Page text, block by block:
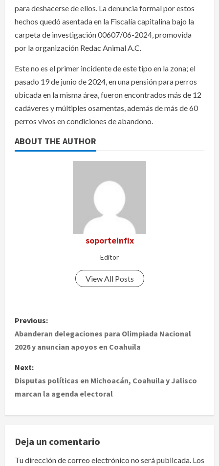
para deshacerse de ellos. La denuncia formal por estos
hechos quedó asentada en la Fiscalía capitalina bajo la
carpeta de investigación 00607/06-2024, promovida
por la organización Redac Animal A.C.
Este no es el primer incidente de este tipo en la zona; el
pasado 19 de junio de 2024, en una pensión para perros
ubicada en la misma área, fueron encontrados más de 12
cadáveres y múltiples osamentas, además de más de 60
perros vivos en condiciones de abandono.
ABOUT THE AUTHOR
soporteinfix
Editor
View All Posts
P
o
t
n
a
v
i
Previous:
Abanderan delegaciones para Olimpiada Nacional
2026 y anuncian apoyos en Coahuila
Next:
Disputas políticas en Michoacán, Coahuila y Jalisco
marcan la agenda electoral
Deja un comentario
Tu dirección de correo electrónico no será publicada. Los